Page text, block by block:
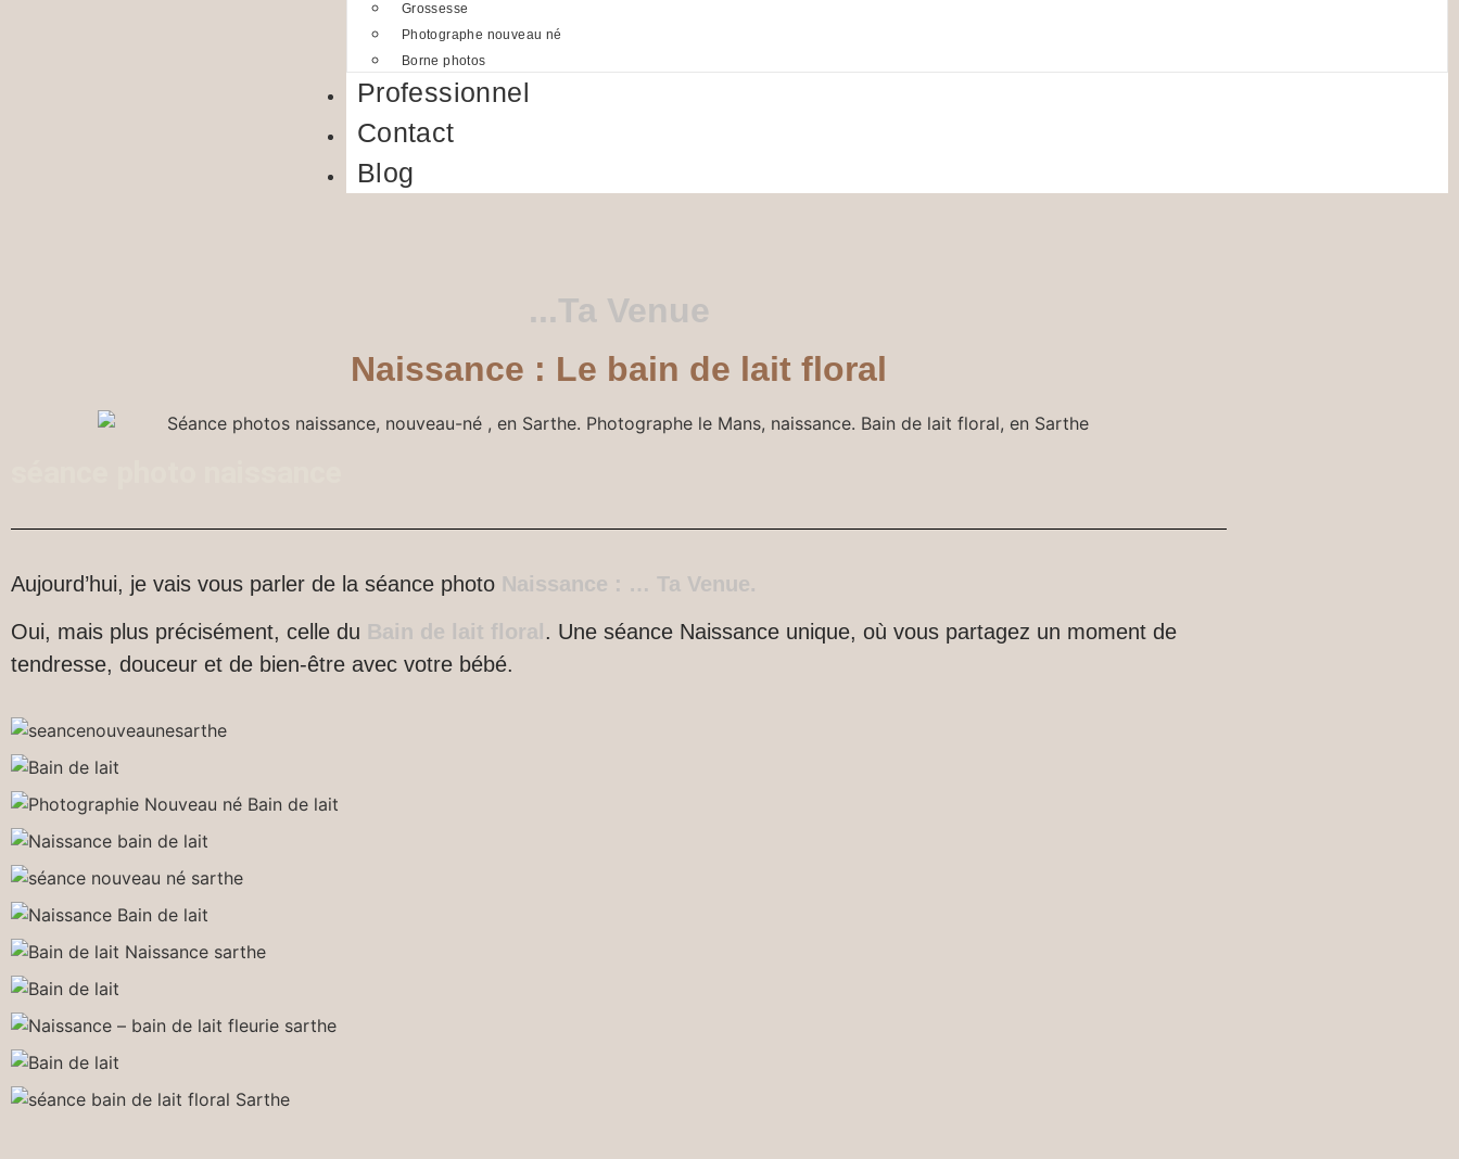
Grossesse
Photographe nouveau né
Borne photos
Professionnel
Contact
Blog
...Ta Venue
Naissance : Le bain de lait floral
Aujourd’hui, je vais vous parler de la séance photo Naissance : … Ta Venue.
Oui, mais plus précisément, celle du Bain de lait floral . Une séance Naissance unique, où vous partagez un moment de
tendresse, douceur et de bien-être avec votre bébé.